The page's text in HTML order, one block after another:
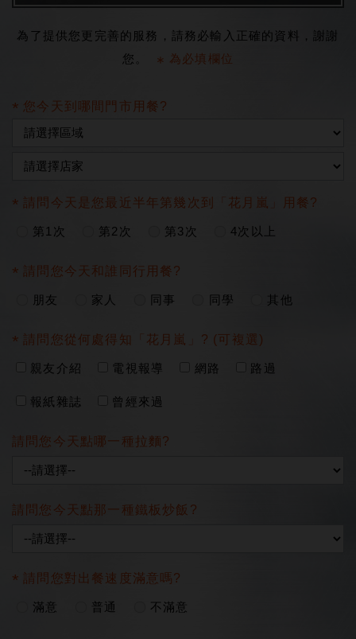
為了提供您更完善的服務，請務必輸入正確的資料，謝謝
您。
＊ 為必填欄位
您今天到哪間門市用餐?
請問今天是您最近半年第幾次到「花月嵐」用餐?
第1次 第2次 第3次 4次以上
請問您今天和誰同行用餐?
朋友 家人 同事 同學 其他
請問您從何處得知「花月嵐」? (可複選)
親友介紹 電視報導 網路 路過
報紙雜誌 曾經來過
請問您今天點哪一種拉麵?
請問您今天點那一種鐵板炒飯?
請問您對出餐速度滿意嗎?
滿意 普通 不滿意